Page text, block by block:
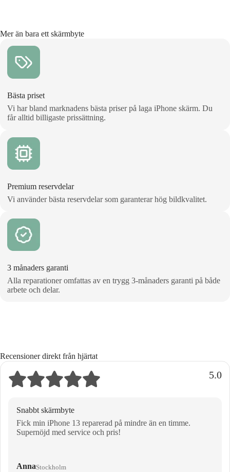
Mer än bara ett skärmbyte
Bästa priset
Vi har bland marknadens bästa priser på laga iPhone skärm. Du
får alltid billigaste prissättning.
Premium reservdelar
Vi använder bästa reservdelar som garanterar hög bildkvalitet.
3 månaders garanti
Alla reparationer omfattas av en trygg 3‑månaders garanti på både
arbete och delar.
Recensioner direkt från hjärtat
5.0
Snabbt skärmbyte
Fick min iPhone 13 reparerad på mindre än en timme.
Supernöjd med service och pris!
AnnaStockholm